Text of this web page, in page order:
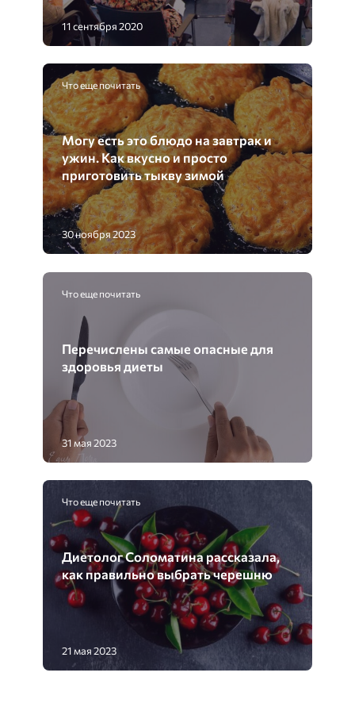
11 сентября 2020
Что еще почитать
Могу есть это блюдо на завтрак и
ужин. Как вкусно и просто
приготовить тыкву зимой
30 ноября 2023
Что еще почитать
Перечислены самые опасные для
здоровья диеты
31 мая 2023
Что еще почитать
Диетолог Соломатина рассказала,
как правильно выбрать черешню
21 мая 2023